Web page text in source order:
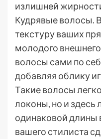
излишней
Кудрявые волосы.
текстуру ваших
молодого
волосы сами по
добавляя облику
Такие волосы
локоны, но и здесь
одинаковой длины
вашего стилиста